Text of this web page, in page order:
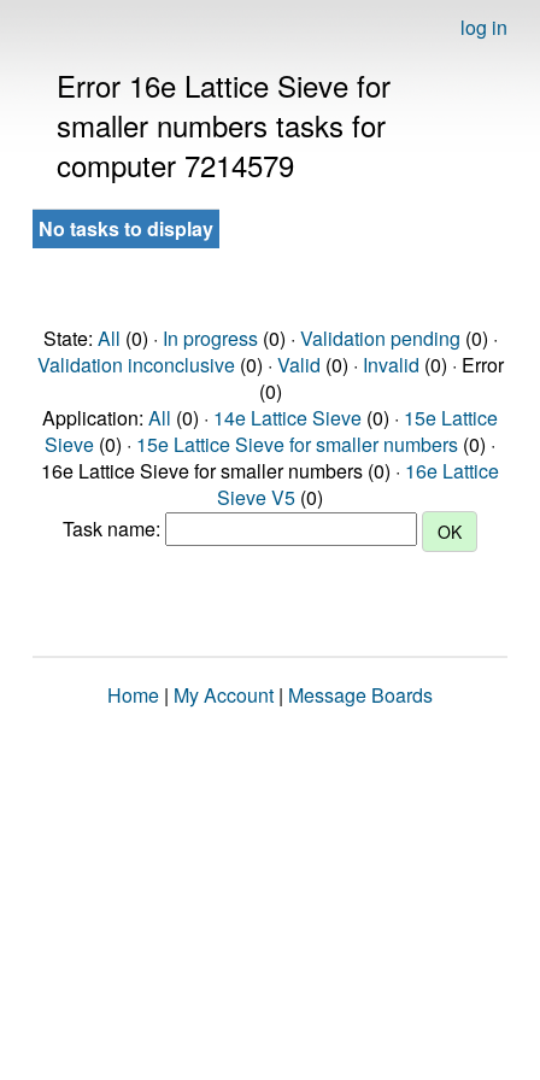
log in
Error 16e Lattice Sieve for
smaller numbers tasks for
computer 7214579
No tasks to display
State: All (0) · In progress(0) · Validation pending (0) ·
Validation inconclusive(0) · Valid (0) · Invalid (0) · Error
(0)
Application: All (0) · 14e Lattice Sieve (0) · 15e Lattice
Sieve (0) · 15e Lattice Sieve for smaller numbers (0) ·
16e Lattice Sieve for smaller numbers (0) · 16e Lattice
Sieve V5 (0)
Task name:
Home | My Account | Message Boards